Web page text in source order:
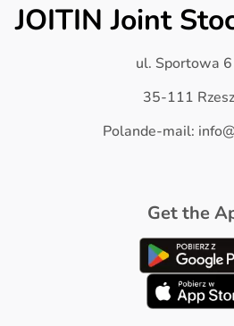
JOITIN Joint
ul. Sportowa
35-111
Polande-mail:
Get the